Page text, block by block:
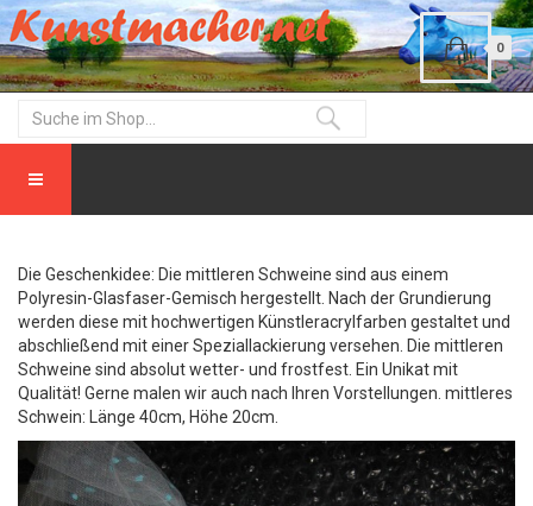
0
Die Geschenkidee: Die mittleren Schweine sind aus einem
Polyresin-Glasfaser-Gemisch hergestellt. Nach der Grundierung
werden diese mit hochwertigen Künstleracrylfarben gestaltet und
abschließend mit einer Speziallackierung versehen. Die mittleren
Schweine sind absolut wetter- und frostfest. Ein Unikat mit
Qualität! Gerne malen wir auch nach Ihren Vorstellungen. mittleres
Schwein: Länge 40cm, Höhe 20cm.